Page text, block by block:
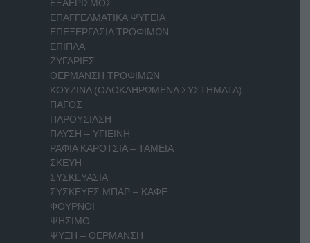
ΕΞΑΕΡΙΣΜΟΣ
ΕΠΑΓΓΕΛΜΑΤΙΚΑ ΨΥΓΕΙΑ
ΕΠΕΞΕΡΓΑΣΙΑ ΤΡΟΦΙΜΩΝ
ΕΠΙΠΛΑ
ΖΥΓΑΡΙΕΣ
ΘΕΡΜΑΝΣΗ ΤΡΟΦΙΜΩΝ
ΚΟΥΖΙΝΑ (ΟΛΟΚΛΗΡΩΜΕΝΑ ΣΥΣΤΗΜΑΤΑ)
ΠΑΓΟΣ
ΠΑΡΟΥΣΙΑΣΗ
ΠΛΥΣΗ – ΥΓΙΕΙΝΗ
ΡΑΦΙΑ ΚΑΡΟΤΣΙΑ – ΤΑΜΕΙΑ
ΣΚΕΥΗ
ΣΥΣΚΕΥΑΣΙΑ
ΣΥΣΚΕΥΕΣ ΜΠΑΡ – ΚΑΦΕ
ΦΟΥΡΝΟΙ
ΨΗΣΙΜΟ
ΨΥΞΗ – ΘΕΡΜΑΝΣΗ